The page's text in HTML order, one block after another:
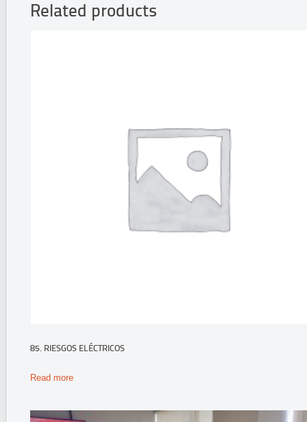
Related products
85. RIESGOS ELÉCTRICOS
Read more